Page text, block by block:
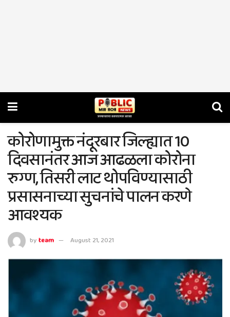
कोरोणामुक्त नंदूरबार जिल्ह्यात 10
दिवसानंतर आज आढळला कोरोना
रुग्ण, तिसरी लाट थोपविण्यासाठी
प्रसासनाच्या सुचनांचे पालन करणे
आवश्यक
byteam August 21, 2021